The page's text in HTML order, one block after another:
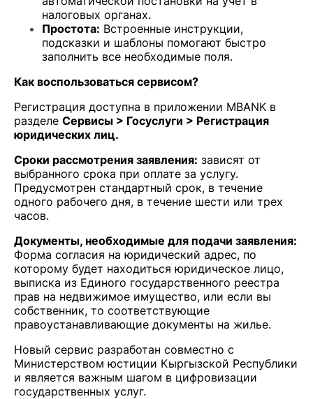
налоговых органах.
Простота: Встроенные инструкции,
подсказки и шаблоны помогают быстро
заполнить все необходимые поля.
Как воспользоваться сервисом?
Регистрация доступна в приложении MBANK в
разделе Сервисы > Госуслуги > Регистрация
юридических лиц.
Сроки рассмотрения заявления: зависят от
выбранного срока при оплате за услугу.
Предусмотрен стандартный срок, в течение
одного рабочего дня, в течение шести или трех
часов.
Документы, необходимые для подачи заявления:
Форма согласия на юридический адрес, по
которому будет находиться юридическое лицо,
выписка из Единого государственного реестра
прав на недвижимое имущество, или если вы
собственник, то соответствующие
правоустанавливающие документы на жилье.
Новый сервис разработан совместно с
Министерством юстиции Кыргызской Республики
и является важным шагом в цифровизации
государственных услуг.